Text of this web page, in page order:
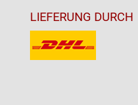
LIEFERUNG DURCH